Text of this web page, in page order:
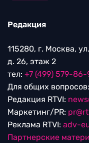
Редакция
115280, г. Москва,
д. 26, этаж 2
тел: +7 (499) 579-86-
Для общих вопросов:
Редакция RTVI:
Маркетинг/PR:
Реклама RTVI: adv-
Партнерские